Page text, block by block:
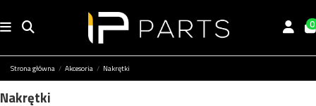
0
Strona główna Akcesoria Nakrętki
Nakrętki